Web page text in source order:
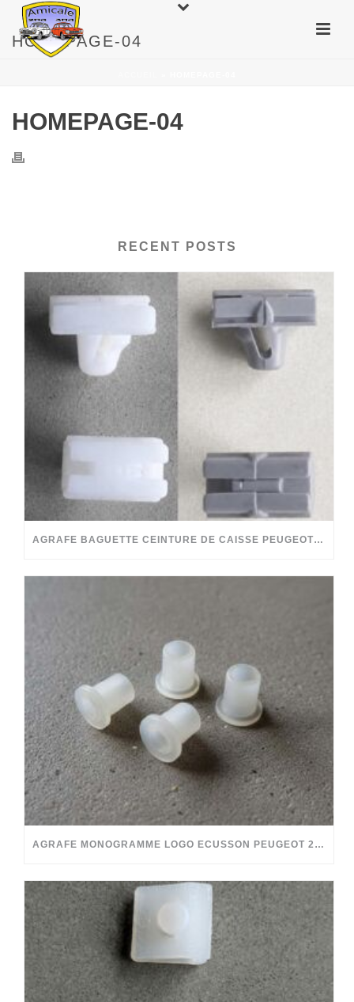
HOMEPAGE-04
HOMEPAGE-04
RECENT POSTS
AGRAFE BAGUETTE CEINTURE DE CAISSE PEUGEOT 204 304
AGRAFE MONOGRAMME LOGO ECUSSON PEUGEOT 204 304